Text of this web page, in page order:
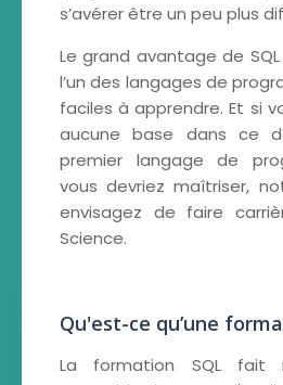
s’avérer être un peu plus
Le grand avantage de SQL
l’un des langages de
faciles à apprendre. Et si
aucune base dans ce
premier langage de
vous devriez maîtriser,
envisagez de faire
Science.
Qu'est-ce qu’une
La formation SQL fait